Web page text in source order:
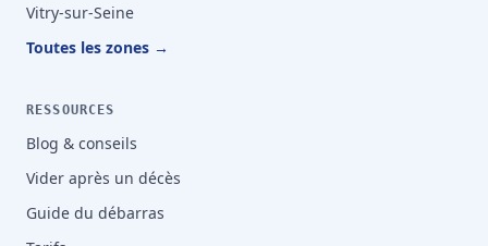
Vitry-sur-Seine
Toutes les zones →
RESSOURCES
Blog & conseils
Vider après un décès
Guide du débarras